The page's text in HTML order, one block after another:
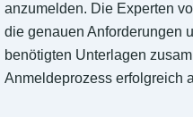
anzumelden. Die Experten
die genauen Anforderungen
benötigten Unterlagen
Anmeldeprozess erfolgreich